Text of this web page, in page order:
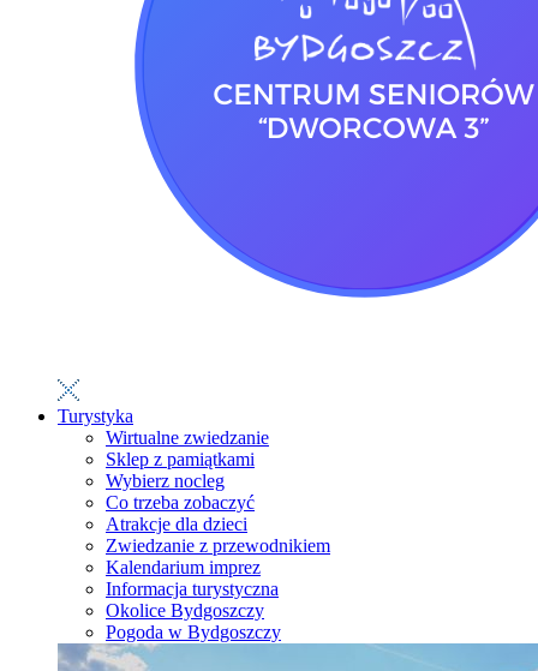
Turystyka
Wirtualne zwiedzanie
Sklep z pamiątkami
Wybierz nocleg
Co trzeba zobaczyć
Atrakcje dla dzieci
Zwiedzanie z przewodnikiem
Kalendarium imprez
Informacja turystyczna
Okolice Bydgoszczy
Pogoda w Bydgoszczy